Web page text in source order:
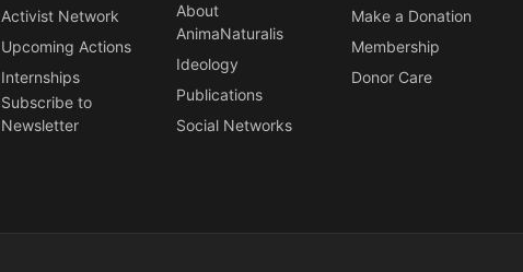
Activist Network
Upcoming Actions
Internships
Subscribe to
Newsletter
About
AnimaNaturalis
Ideology
Publications
Social Networks
Make a Donation
Membership
Donor Care